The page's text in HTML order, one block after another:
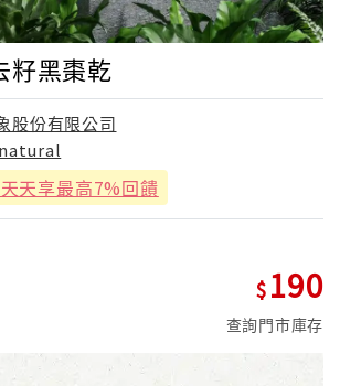
籽黑棗乾
股份有限公司
天天享最高7%回饋
190
查詢門市庫存